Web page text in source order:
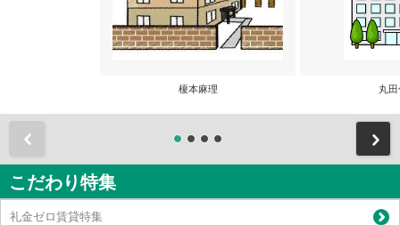
榎本麻理 丸
こだわり特集
礼金ゼロ賃貸特集